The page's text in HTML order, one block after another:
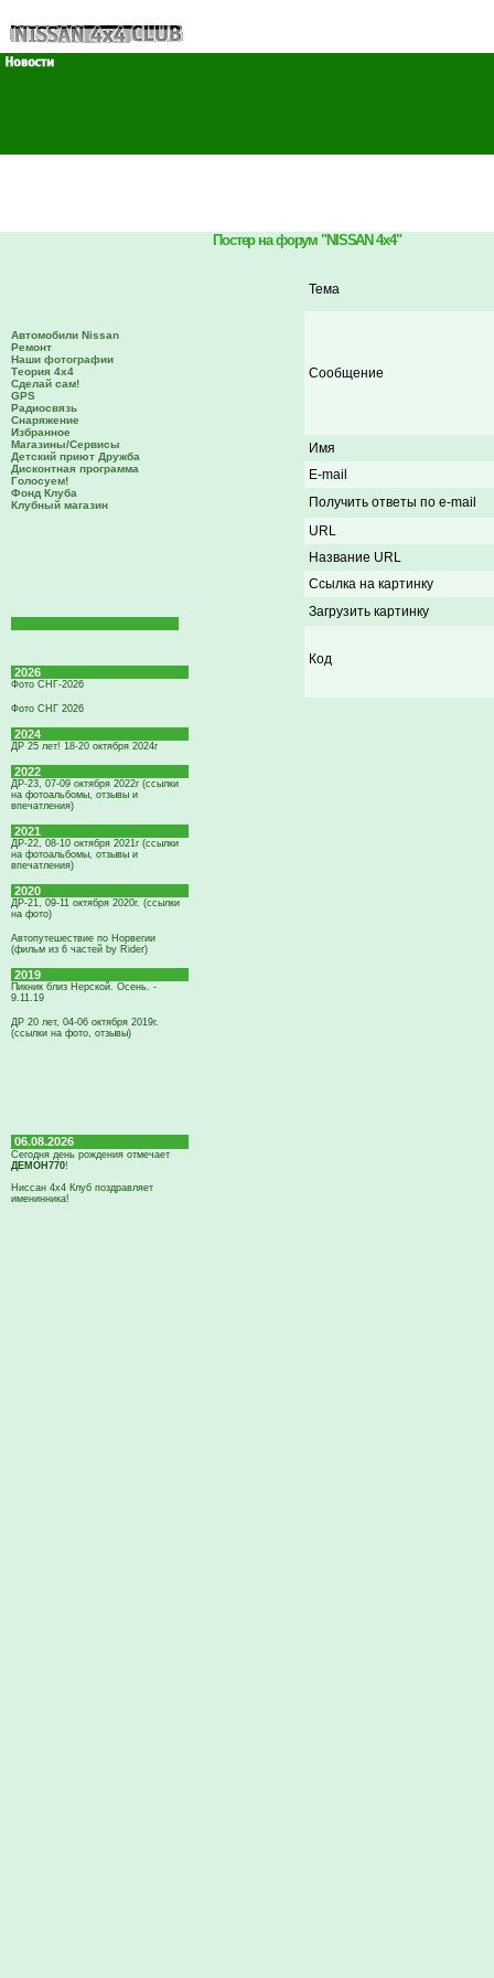
Автомобили Nissan
Ремонт
Наши фотографии
Теория 4х4
Сделай сам!
GPS
Радиосвязь
Снаряжение
Избранное
Магазины/Сервисы
Детский приют Дружба
Дисконтная программа
Голосуем!
Фонд Клуба
Клубный магазин
2026
Фото СНГ-2026
Фото СНГ 2026
2024
ДР 25 лет! 18-20 октября 2024г
2022
ДР-23, 07-09 октября 2022г (ссылки
на фотоальбомы, отзывы и
впечатления)
2021
ДР-22, 08-10 октября 2021г (ссылки
на фотоальбомы, отзывы и
впечатления)
2020
ДР-21, 09-11 октября 2020г. (ссылки
на фото)
Автопутешествие по Норвегии
(фильм из 6 частей by Rider)
2019
Пикник близ Нерской. Осень. -
9.11.19
ДР 20 лет, 04-06 октября 2019г.
(ссылки на фото, отзывы)
06.08.2026
Сегодня день рождения отмечает
ДЕМОН770!
Ниссан 4х4 Клуб поздравляет
именинника!
Постер на форум "NISSAN 4x4"
Тема
Сообщение
Имя
E-mail
Получить ответы по e-mail
URL
Название URL
Ссылка на картинку
Загрузить картинку
Код